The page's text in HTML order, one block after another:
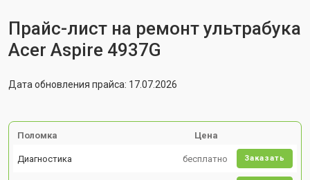
Прайс-лист на ремонт ультрабука
Acer Aspire 4937G
Дата обновления прайса: 17.07.2026
Поломка Цена
Диагностика бесплатно Заказать